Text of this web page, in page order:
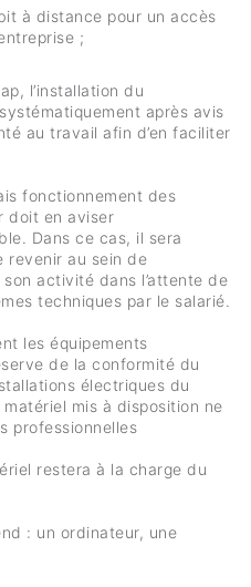
à distance pour un accès
;
l’installation du
après avis
au travail afin d’en faciliter
fonctionnement des
doit en aviser
Dans ce cas, il sera
revenir au sein de
activité dans l’attente de
techniques par le salarié.
les équipements
de la conformité du
électriques du
mis à disposition ne
professionnelles
restera à la charge du
: un ordinateur, une